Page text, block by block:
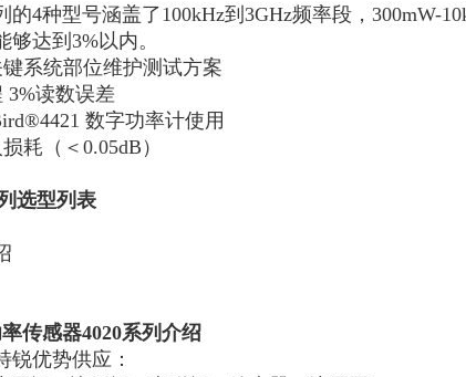
的4种型号涵盖了100kHz到3GHz频率段，300mW-
够达到3%以内。
系统部位维护测试方案
3%读数误差
数字功率计使用
耗（＜0.05dB）
选型列表
传感器4020系列介绍
锐优势供应：